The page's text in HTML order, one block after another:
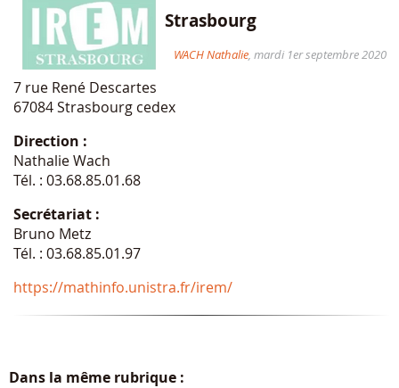
Strasbourg
WACH Nathalie, mardi 1er septembre 2020
7 rue René Descartes
67084 Strasbourg cedex
Direction :
Nathalie Wach
Tél. : 03.68.85.01.68
Secrétariat :
Bruno Metz
Tél. : 03.68.85.01.97
https://mathinfo.unistra.fr/irem/
Dans la même rubrique :